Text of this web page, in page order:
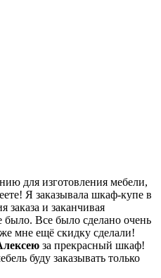
для изготовления мебели,
Я заказывала шкаф-купе в
заказа и заканчивая
Все было сделано очень
мне ещё скидку сделали!
за прекрасный шкаф!
буду заказывать только